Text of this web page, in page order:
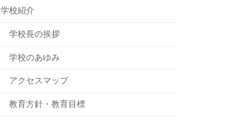
学校紹介
学校長の挨拶
学校のあゆみ
アクセスマップ
教育方針・教育目標